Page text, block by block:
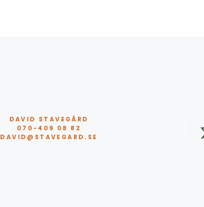
DAVID STAVEGÅRD
070-409 08 82
DAVID@STAVEGARD.SE